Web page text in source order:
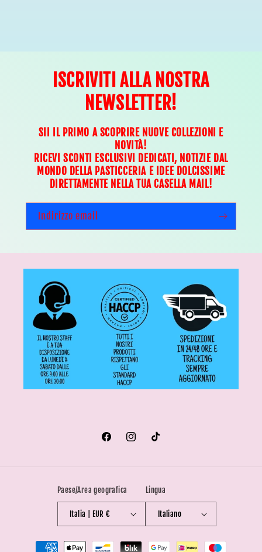
ISCRIVITI ALLA NOSTRA
NEWSLETTER!
SII IL PRIMO A SCOPRIRE NUOVE COLLEZIONI E
NOVITÀ!
RICEVI SCONTI ESCLUSIVI DEDICATI, NOTIZIE DAL
MONDO DELLA PASTICCERIA E IDEE DOLCISSIME
DIRETTAMENTE NELLA TUA CASELLA MAIL!
Indirizzo email
FacebookInstagramTikTok
Paese/Area geografica
Italia | EUR €
Lingua
Italiano
Metodi